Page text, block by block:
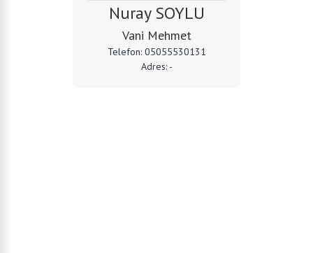
Nuray SOYLU
Vani Mehmet
Telefon: 05055530131
Adres: -